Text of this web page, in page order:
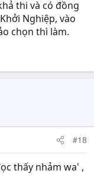
thi và có đồng
Nghiệp, vào
chọn thì làm.
#18
thấy nhảm wa' ,